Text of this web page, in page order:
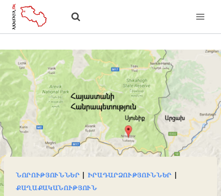
Skip
ՆՈՐՈՒԹՅՈՒՆՆԵՐ| ԻՐԱԴԱՐՁՈՒԹՅՈՒՆՆԵՐ|
ՔԱՂԱՔԱԿԱՆՈՒԹՅՈՒՆ